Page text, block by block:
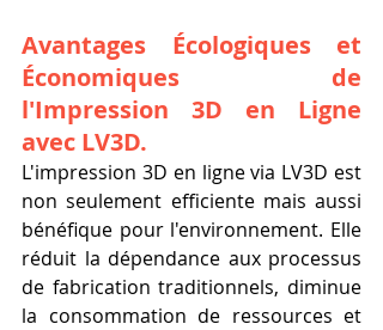
Avantages Écologiques et
Économiques de
l'Impression 3D en Ligne
avec LV3D.
L'impression 3D en ligne via LV3D est
non seulement efficiente mais aussi
bénéfique pour l'environnement. Elle
réduit la dépendance aux processus
de fabrication traditionnels, diminue
la consommation de ressources et